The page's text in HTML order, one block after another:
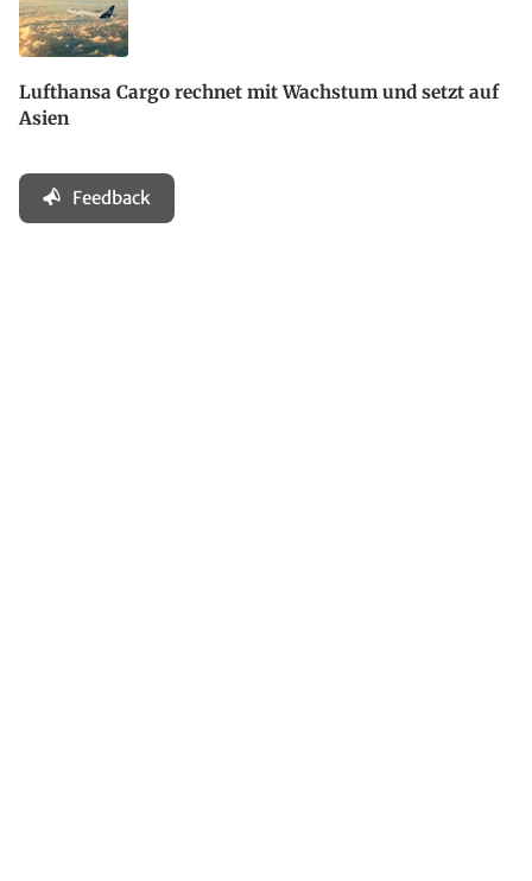
Lufthansa Cargo rechnet mit Wachstum und setzt auf
Asien
Feedback